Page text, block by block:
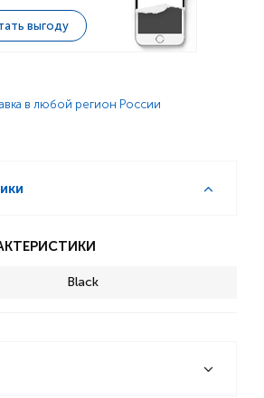
выгоду
в любой регион России
Black